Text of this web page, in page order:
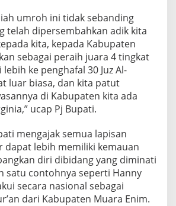
umroh ini tidak sebanding
telah dipersembahkan adik kita
kita, kepada Kabupaten
sebagai peraih juara 4 tingkat
ke penghafal 30 Juz Al-
luar biasa, dan kita patut
di Kabupaten kita ada
ucap Pj Bupati.
mengajak semua lapisan
dapat lebih memiliki kemauan
diri dibidang yang diminati
satu contohnya seperti Hanny
secara nasional sebagai
dari Kabupaten Muara Enim.